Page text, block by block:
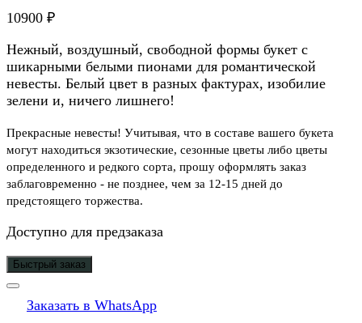
10900 ₽
Нежный, воздушный, свободной формы букет с
шикарными белыми пионами для романтической
невесты. Белый цвет в разных фактурах, изобилие
зелени и, ничего лишнего!
Прекрасные невесты! Учитывая, что в составе вашего букета
могут находиться экзотические, сезонные цветы либо цветы
определенного и редкого сорта, прошу оформлять заказ
заблаговременно - не позднее, чем за 12-15 дней до
предстоящего торжества.
Доступно для предзаказа
Быстрый заказ
Заказать в WhatsApp